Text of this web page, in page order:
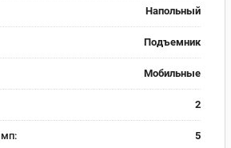
Напольный
Подъемник
Мобильные
2
5